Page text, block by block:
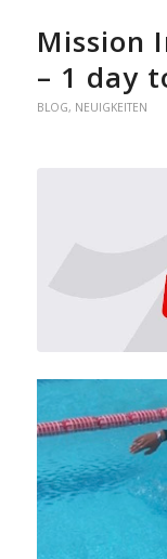
Mission
– 1 day
BLOG, NEUIGKEITEN